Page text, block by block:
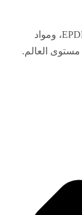
شركة صينية رائدة في تصنيع حبيبات مطاط EPDM، ومواد
العالم.